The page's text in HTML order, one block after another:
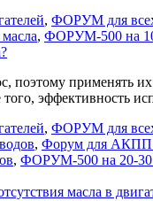
, ФОРУМ для всех
, ФОРУМ-500 на
применять их
того,
, ФОРУМ для всех
, Форум для АКПП
, ФОРУМ-500 на 20-30
масла в